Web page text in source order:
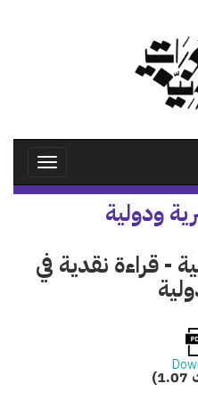
Toggle
ودولية
- قراءة نقدية في